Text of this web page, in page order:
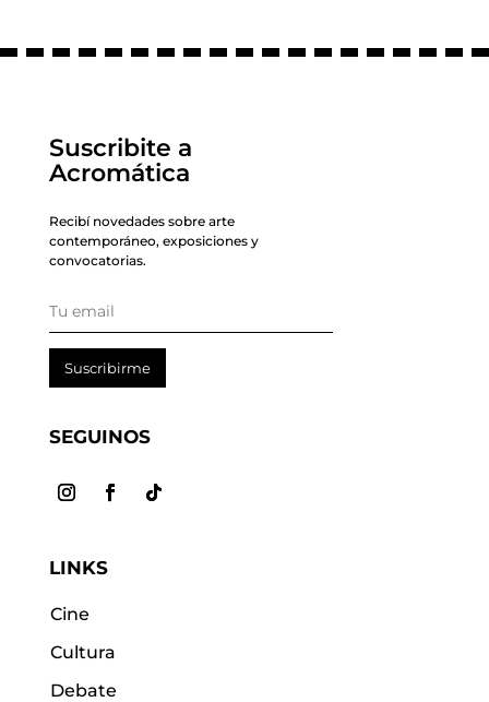
Suscribite a
Acromática
Recibí novedades sobre arte
contemporáneo, exposiciones y
convocatorias.
Suscribirme
SEGUINOS
LINKS
Cine
Cultura
Debate